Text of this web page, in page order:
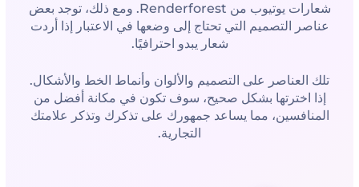
شعارات يوتيوب من Renderforest. ومع ذلك، توجد بعض
عناصر التصميم التي تحتاج إلى وضعها في الاعتبار إذا أردت
شعار يبدو احترافيًا.
تلك العناصر على التصميم والألوان وأنماط الخط والأشكال.
إذا اخترتها بشكل صحيح، سوف تكون في مكانة أفضل من
المنافسين، مما يساعد جمهورك على تذكرك وتذكر علامتك
التجارية.